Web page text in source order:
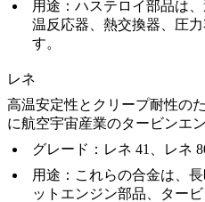
用途 ：ハステロイ部品は
温反応器、熱交換器、圧
す。
レネ
高温安定性とクリープ耐性の
に航空宇宙産業のタービンエ
グレード ： レネ 41 レネ
用途 ：これらの合金は、
ットエンジン部品、ター